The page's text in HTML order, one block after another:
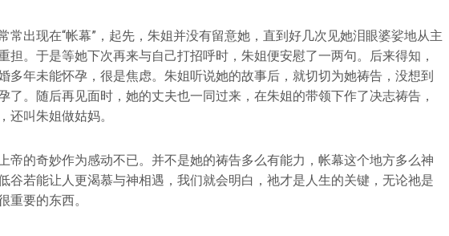
常出现在“帐幕”，起先，朱姐并没有留意她，直到好几次见她泪眼婆娑地从主
担。于是等她下次再来与自己打招呼时，朱姐便安慰了一两句。后来得知，
多年未能怀孕，很是焦虑。朱姐听说她的故事后，就切切为她祷告，没想到
了。随后再见面时，她的丈夫也一同过来，在朱姐的带领下作了决志祷告，
还叫朱姐做姑妈。
帝的奇妙作为感动不已。并不是她的祷告多么有能力，帐幕这个地方多么神
谷若能让人更渴慕与神相遇，我们就会明白，祂才是人生的关键，无论祂是
重要的东西。